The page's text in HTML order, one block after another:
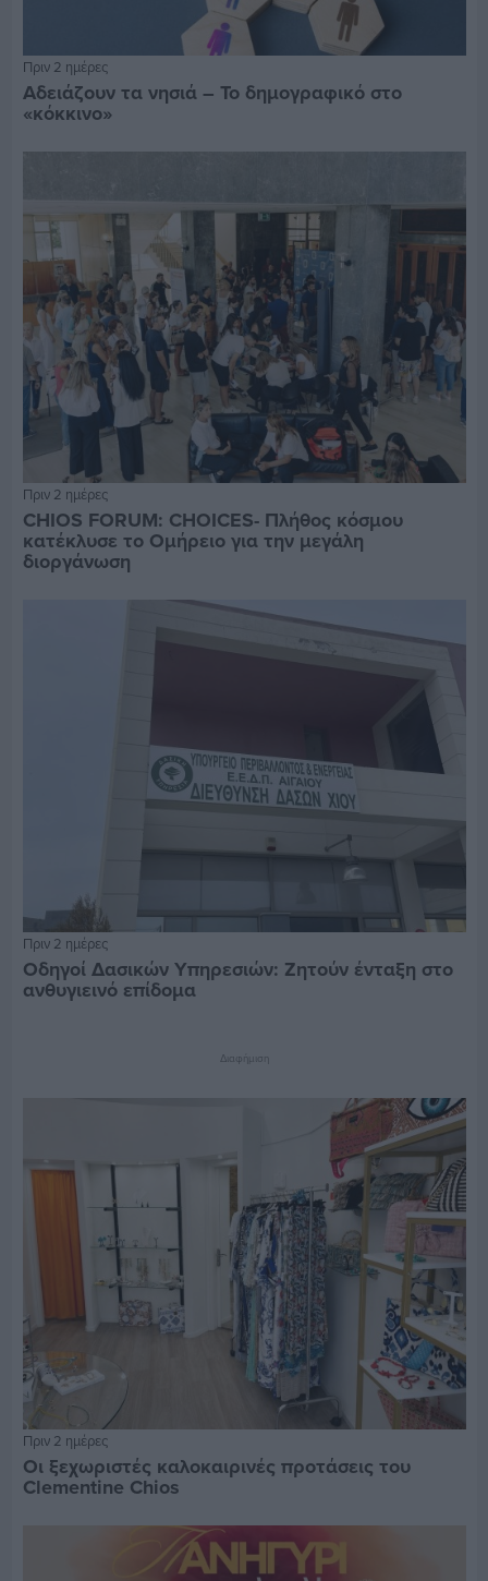
Πριν 2 ημέρες
Αδειάζουν τα νησιά – Το δημογραφικό στο
«κόκκινο»
Πριν 2 ημέρες
CHIOS FORUM: CHOICES- Πλήθος κόσμου
κατέκλυσε το Ομήρειο για την μεγάλη
διοργάνωση
Πριν 2 ημέρες
Οδηγοί Δασικών Υπηρεσιών: Ζητούν ένταξη στο
ανθυγιεινό επίδομα
Διαφήμιση
Πριν 2 ημέρες
Οι ξεχωριστές καλοκαιρινές προτάσεις του
Clementine Chios